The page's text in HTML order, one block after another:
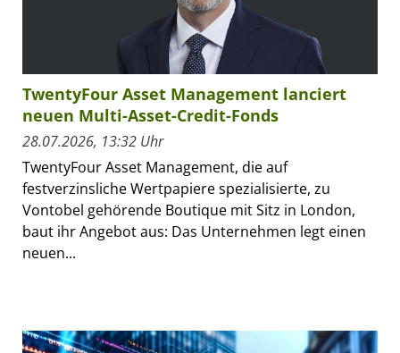
TwentyFour Asset Management lanciert
neuen Multi-Asset-Credit-Fonds
28.07.2026, 13:32 Uhr
TwentyFour Asset Management, die auf
festverzinsliche Wertpapiere spezialisierte, zu
Vontobel gehörende Boutique mit Sitz in London,
baut ihr Angebot aus: Das Unternehmen legt einen
neuen...